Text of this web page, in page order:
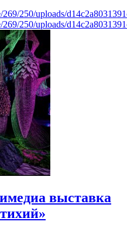
250/uploads/
250/uploads/
выставка